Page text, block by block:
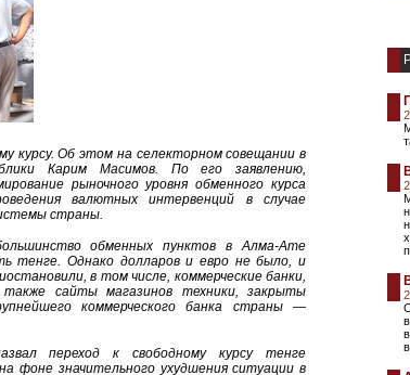
курсу. Об этом на селекторном совещании в
Карим Масимов. По его заявлению,
рыночного уровня обменного курса
валютных интервенций в случае
страны.
обменных пунктов в Алма-Ате
тенге. Однако долларов и евро не было, и
в том числе, коммерческие банки,
сайты магазинов техники, закрыты
коммерческого банка страны —
переход к свободному курсу тенге
фоне значительного ухудшения ситуации в